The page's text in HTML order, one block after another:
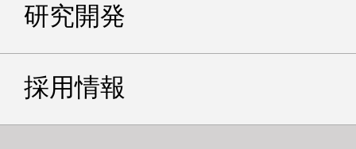
研究開発
採用情報